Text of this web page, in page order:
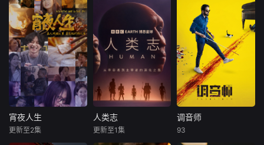
黄黎
叛逆富二代叛逆为
躲爹妈安排，偷报
音乐专业，开学撩
学姐，为校花与校
草开战，背后搞小
动作坑对手又坑队
友；寒门工科妹靠
兼职偷师学音乐，
一边端盘子一边写
歌逆袭。校园歌曲
从斯瓦尔巴群岛冰
封的荒原，到沐浴
着阳光的地中海沿
岸，这部野生动物
纪录片深入探索了
欧洲最重要迷人的
栖息地，并邂逅了
最非凡的野生居
民。蓝鲸、北极熊
与翱翔天际的金雕
领衔登场，珍稀罕
《中国味道·市井寻
味》走遍大江南
北，聚焦十组最接
地气的美食图景：
从一锅乱炖的豪
迈，到明火直烤的
奔放；从辣度爆表
的酣畅，到反差之
山野的鲜灵，到下
宵夜人生
宵夜人生
更新至2集
人类志
人类志
更新至1集
调音师
调音师
93